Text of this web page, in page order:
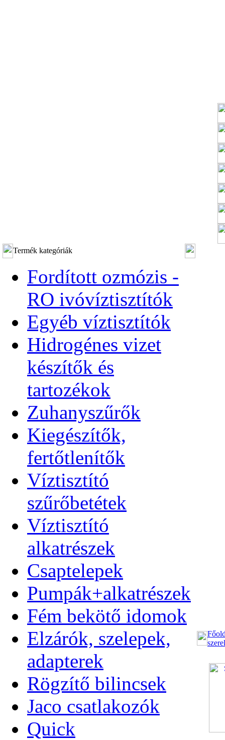
Termék kategóriák
Fordított ozmózis -
RO ivóvíztisztítók
Egyéb víztisztítók
Hidrogénes vizet
készítők és
tartozékok
Zuhanyszűrők
Kiegészítők,
fertőtlenítők
Víztisztító
szűrőbetétek
Víztisztító
alkatrészek
Csaptelepek
Pumpák+alkatrészek
Fém bekötő idomok
Elzárók, szelepek,
adapterek
Rögzítő bilincsek
Jaco csatlakozók
Quick